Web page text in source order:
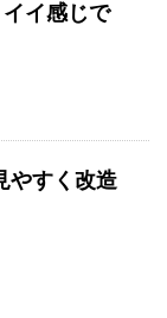
イイ感じで
やすく改造